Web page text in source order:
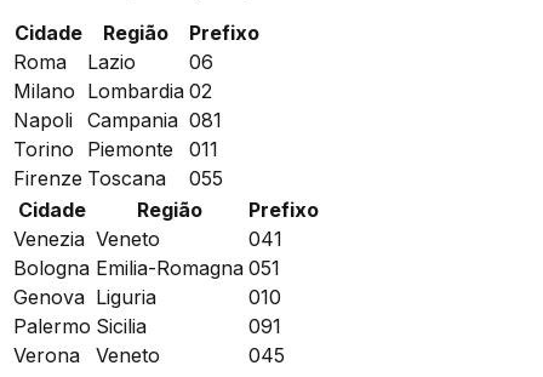
Cidade
Região
Prefixo
Roma
Lazio
06
Milano Lombardia 02
Napoli Campania 081
Torino
Piemonte
011
Firenze Toscana
055
Cidade
Região
Prefixo
Venezia Veneto
041
Bologna Emilia-Romagna 051
Genova Liguria
010
Palermo Sicilia
091
Verona
Veneto 045